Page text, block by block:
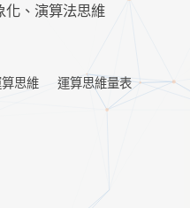
化、演算法思維
思維 運算思維量表